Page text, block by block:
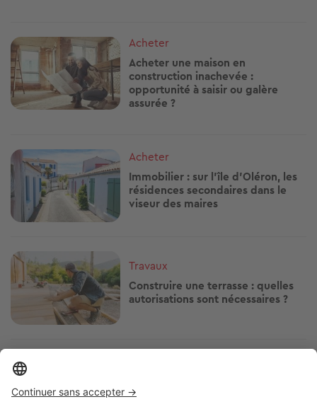
Image
Acheter
Acheter une maison en
construction inachevée :
opportunité à saisir ou galère
assurée ?
Image
Acheter
Immobilier : sur l’île d’Oléron, les
résidences secondaires dans le
viseur des maires
Image
Travaux
Construire une terrasse : quelles
autorisations sont nécessaires ?
Image
Budget construction : quel est le
vrai prix d’une maison en 2026 ?